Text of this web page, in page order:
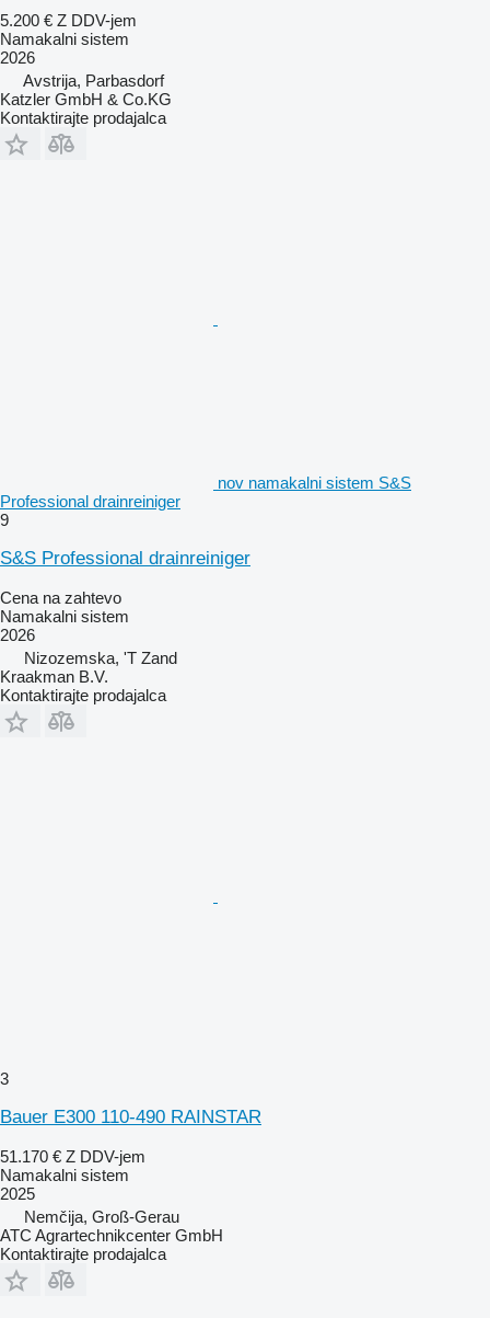
5.200 € Z DDV-jem
Namakalni sistem
2026
Avstrija, Parbasdorf
Katzler GmbH & Co.KG
Kontaktirajte prodajalca
nov namakalni sistem S&S
Professional drainreiniger
9
S&S Professional drainreiniger
Cena na zahtevo
Namakalni sistem
2026
Nizozemska, 'T Zand
Kraakman B.V.
Kontaktirajte prodajalca
3
Bauer E300 110-490 RAINSTAR
51.170 € Z DDV-jem
Namakalni sistem
2025
Nemčija, Groß-Gerau
ATC Agrartechnikcenter GmbH
Kontaktirajte prodajalca